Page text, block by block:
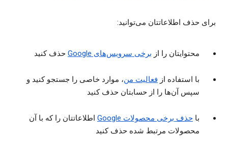
برای حذف اطلاعاتتان می‌توانید:
محتوایتان را از برخی سرویس‌های Google حذف کنید
با استفاده از فعالیت من، موارد خاصی را جستجو کنید و
سپس آن‌ها را از حسابتان حذف کنید
با حذف برخی محصولات Google
اطلاعاتتان را که با آن
محصولات مرتبط شده حذف کنید